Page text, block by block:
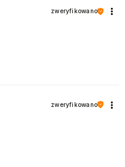
zweryfikowano
zweryfikowano